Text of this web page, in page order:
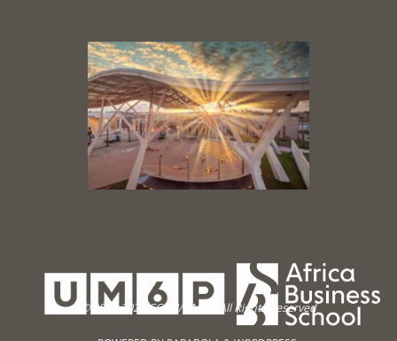
© 2023-2026 CC∞H/UM6P. All Rights Reserved